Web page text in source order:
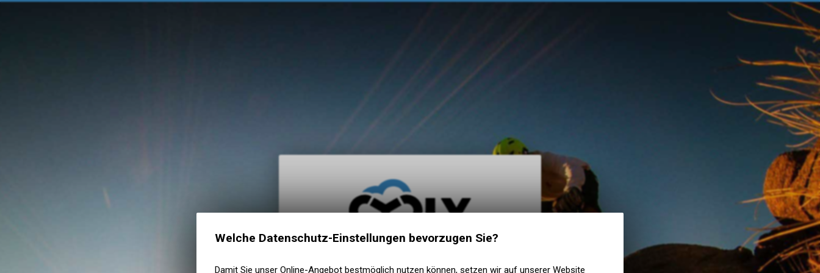
The Shop AG
E-Mail eingeben
Welche Datenschutz-Einstellungen bevorzugen Sie?
Damit Sie unser Online-Angebot bestmöglich nutzen können, setzen wir auf unserer Website